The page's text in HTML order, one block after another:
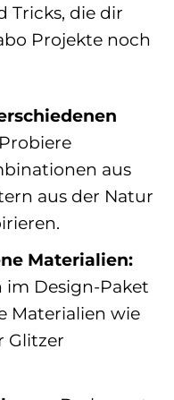
Tricks, die dir
Projekte noch
aus
aus der Natur
Materialien:
im Design-Paket
Materialien wie
Glitzer